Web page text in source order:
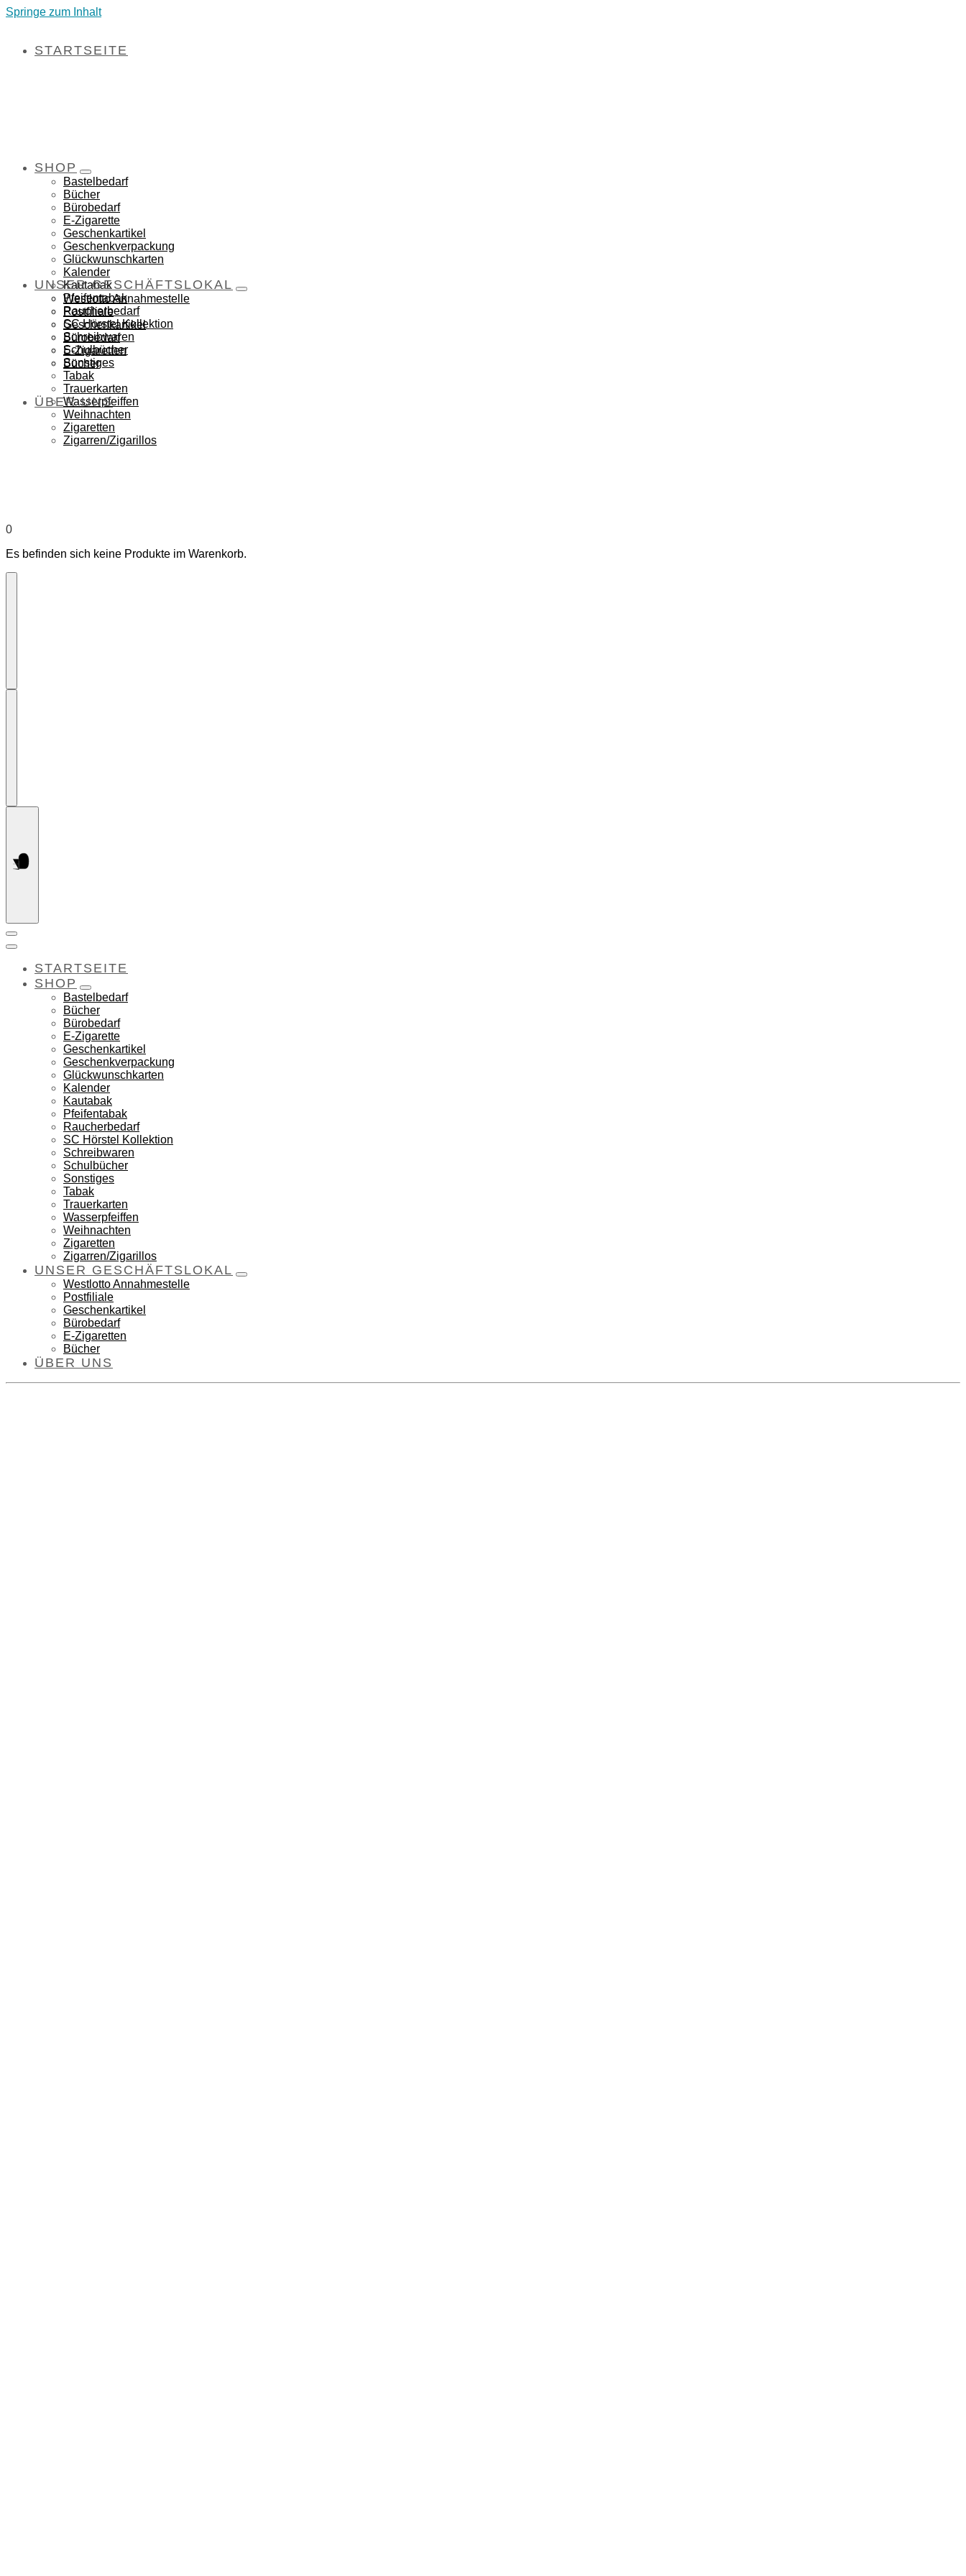
Springe zum Inhalt
STARTSEITE
SHOP
Bastelbedarf
Bücher
Bürobedarf
E-Zigarette
Geschenkartikel
Geschenkverpackung
Glückwunschkarten
Kalender
Kautabak
Pfeifentabak
Raucherbedarf
SC Hörstel Kollektion
Schreibwaren
Schulbücher
Sonstiges
Tabak
Trauerkarten
Wasserpfeiffen
Weihnachten
Zigaretten
Zigarren/Zigarillos
UNSER GESCHÄFTSLOKAL
Westlotto Annahmestelle
Postfiliale
Geschenkartikel
Bürobedarf
E-Zigaretten
Bücher
ÜBER UNS
0
Es befinden sich keine Produkte im Warenkorb.
STARTSEITE
SHOP
Bastelbedarf
Bücher
Bürobedarf
E-Zigarette
Geschenkartikel
Geschenkverpackung
Glückwunschkarten
Kalender
Kautabak
Pfeifentabak
Raucherbedarf
SC Hörstel Kollektion
Schreibwaren
Schulbücher
Sonstiges
Tabak
Trauerkarten
Wasserpfeiffen
Weihnachten
Zigaretten
Zigarren/Zigarillos
UNSER GESCHÄFTSLOKAL
Westlotto Annahmestelle
Postfiliale
Geschenkartikel
Bürobedarf
E-Zigaretten
Bücher
ÜBER UNS